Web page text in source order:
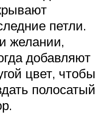
петли.
желании,
добавляют
цвет, чтобы
полосатый